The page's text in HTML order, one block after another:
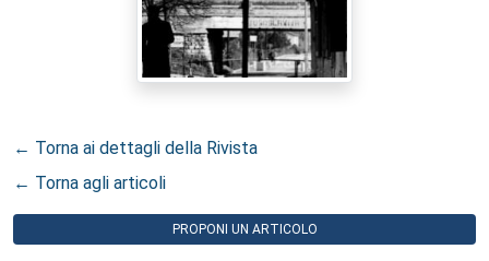
← Torna ai dettagli della Rivista
← Torna agli articoli
PROPONI UN ARTICOLO